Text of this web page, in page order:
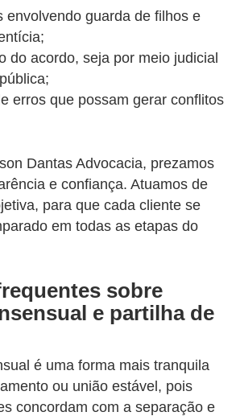
envolvendo guarda de filhos e
do acordo, seja por meio judicial
erros que possam gerar conflitos
Dantas Advocacia, prezamos
e confiança. Atuamos de
para que cada cliente se
em todas as etapas do
sobre
e partilha de
é uma forma mais tranquila
ou união estável, pois
concordam com a separação e